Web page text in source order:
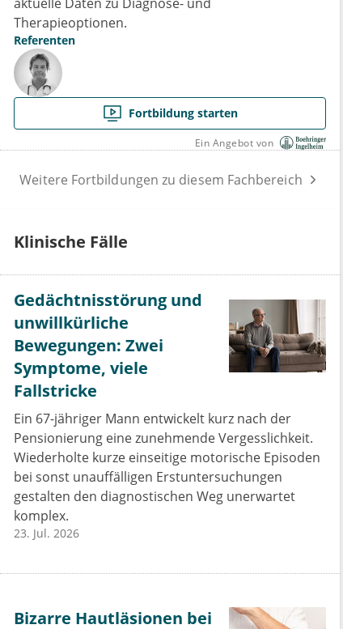
Therapieoptionen.
Referenten
Fortbildung starten
Ein Angebot von
Weitere Fortbildungen zu diesem Fachbereich
Klinische Fälle
Gedächtnisstörung und
unwillkürliche
Bewegungen: Zwei
Symptome, viele
Fallstricke
Ein 67-jähriger Mann entwickelt kurz nach der
Pensionierung eine zunehmende Vergesslichkeit.
Wiederholte kurze einseitige motorische Episoden
bei sonst unauffälligen Erstuntersuchungen
gestalten den diagnostischen Weg unerwartet
komplex.
23. Jul. 2026
Bizarre Hautläsionen bei